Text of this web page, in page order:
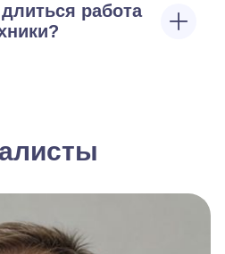
работа